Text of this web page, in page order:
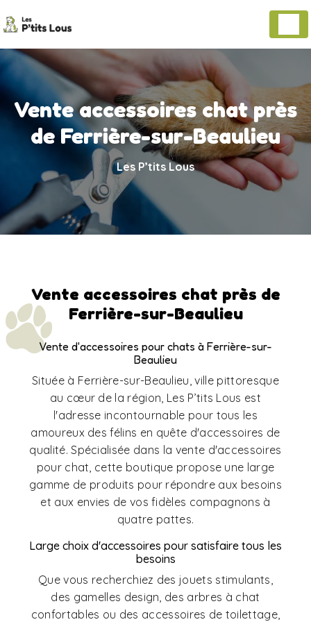
Vente accessoires chat près
de Ferrière-sur-Beaulieu
Les P’tits Lous
Vente accessoires chat près de
Ferrière-sur-Beaulieu
Vente d'accessoires pour chats à Ferrière-sur-
Beaulieu
Située à Ferrière-sur-Beaulieu, ville pittoresque
au cœur de la région, Les P’tits Lous est
l'adresse incontournable pour tous les
amoureux des félins en quête d'accessoires de
qualité. Spécialisée dans la vente d'accessoires
pour chat, cette boutique propose une large
gamme de produits pour répondre aux besoins
et aux envies de vos fidèles compagnons à
quatre pattes.
Large choix d'accessoires pour satisfaire tous les
besoins
Que vous recherchiez des jouets stimulants,
des gamelles design, des arbres à chat
confortables ou des accessoires de toilettage,